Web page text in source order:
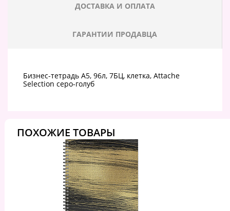
ДОСТАВКА И ОПЛАТА
ГАРАНТИИ ПРОДАВЦА
Бизнес-тетрадь А5, 96л, 7БЦ, клетка, Attache
Selection серо-голуб
ПОХОЖИЕ ТОВАРЫ